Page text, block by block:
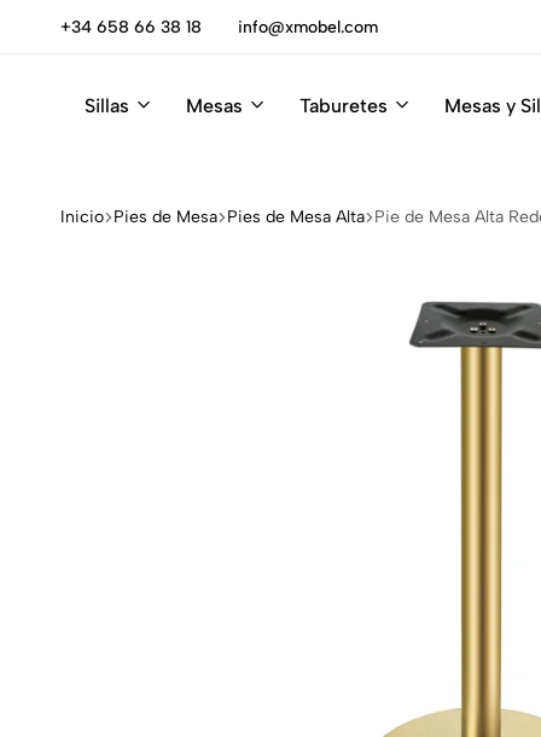
+34 658 66 38 18 info@xmobel.com
Sillas Mesas Taburetes Mesas y
Inicio Pies de Mesa Pies de Mesa Alta Pie de Mesa Alta